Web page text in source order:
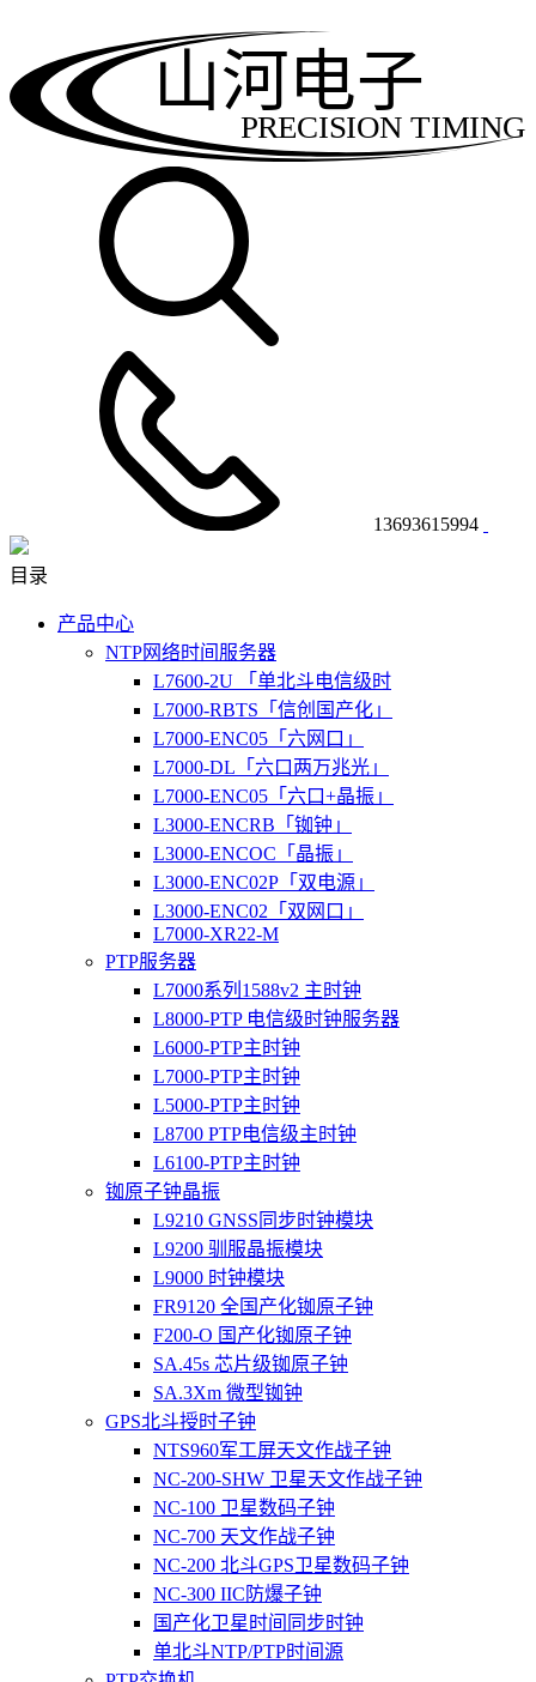
PRECISION TIMING
山河电子
13693615994
目录
产品中心
NTP网络时间服务器
L7600-2U 「单北斗电信级时
L7000-RBTS「信创国产化」
L7000-ENC05「六网口」
L7000-DL「六口两万兆光」
L7000-ENC05「六口+晶振」
L3000-ENCRB「铷钟」
L3000-ENCOC「晶振」
L3000-ENC02P「双电源」
L3000-ENC02「双网口」
L7000-XR22-M
PTP服务器
L7000系列1588v2 主时钟
L8000-PTP 电信级时钟服务器
L6000-PTP主时钟
L7000-PTP主时钟
L5000-PTP主时钟
L8700 PTP电信级主时钟
L6100-PTP主时钟
铷原子钟晶振
L9210 GNSS同步时钟模块
L9200 驯服晶振模块
L9000 时钟模块
FR9120 全国产化铷原子钟
F200-O 国产化铷原子钟
SA.45s 芯片级铷原子钟
SA.3Xm 微型铷钟
GPS北斗授时子钟
NTS960军工屏天文作战子钟
NC-200-SHW 卫星天文作战子钟
NC-100 卫星数码子钟
NC-700 天文作战子钟
NC-200 北斗GPS卫星数码子钟
NC-300 IIC防爆子钟
国产化卫星时间同步时钟
单北斗NTP/PTP时间源